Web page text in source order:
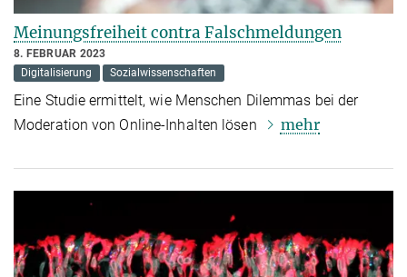
Meinungsfreiheit contra Falschmeldungen
8. FEBRUAR 2023
Digitalisierung
Sozialwissenschaften
Eine Studie ermittelt, wie Menschen Dilemmas bei der
Moderation von Online-Inhalten lösen
mehr